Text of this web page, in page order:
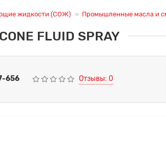
жидкости (СОЖ) Промышленные масла и
FLUID SPRAY
656 Отзывы: 0